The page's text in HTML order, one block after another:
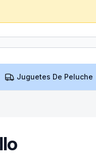
Juguetes De Peluche